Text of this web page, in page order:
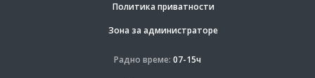
Политика приватности
Зона за администраторе
Радно време: 07-15ч